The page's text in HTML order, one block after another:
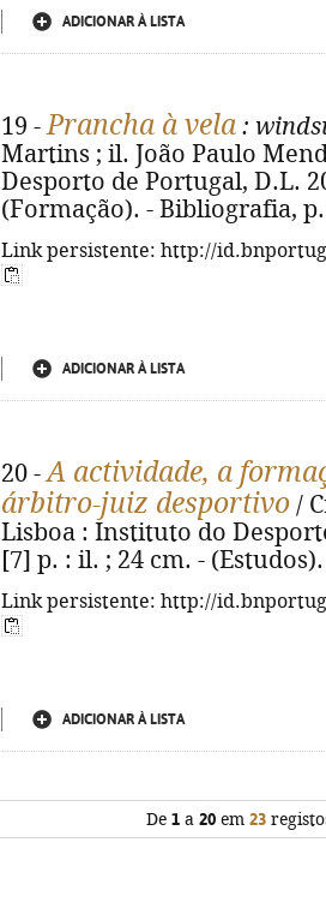
ADICIONAR À LISTA
19 -Prancha à vela :
Martins ; il. João Paulo
Desporto de Portugal, D.L.
(Formação). - Bibliografia, p.
Link persistente: http://
ADICIONAR À LISTA
20 -A actividade, a
árbitro-juiz desportivo /
Lisboa : Instituto do
[7] p. : il. ; 24 cm. -
Link persistente: http://
ADICIONAR À LISTA
De 1a 20em 23